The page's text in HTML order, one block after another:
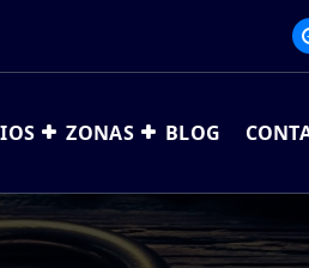
ZONAS BLOG